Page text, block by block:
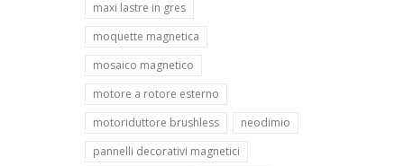
maxi lastre in gres
moquette magnetica
mosaico magnetico
motore a rotore esterno
motoriduttore brushless
neodimio
pannelli decorativi magnetici